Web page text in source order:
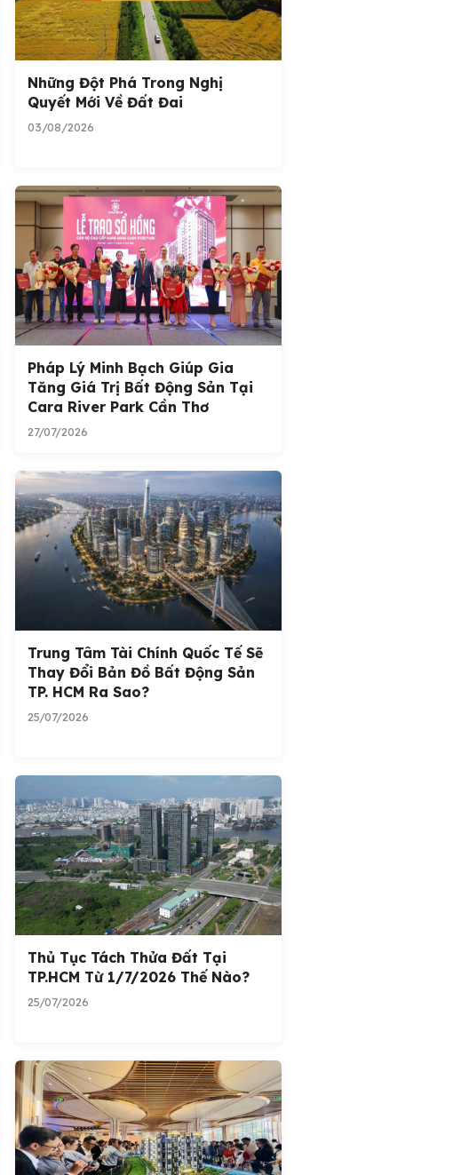
Những Đột Phá Trong Nghị
Quyết Mới Về Đất Đai
03/08/2026
Pháp Lý Minh Bạch Giúp Gia
Tăng Giá Trị Bất Động Sản Tại
Cara River Park Cần Thơ
27/07/2026
Trung Tâm Tài Chính Quốc Tế Sẽ
Thay Đổi Bản Đồ Bất Động Sản
TP. HCM Ra Sao?
25/07/2026
Thủ Tục Tách Thửa Đất Tại
TP.HCM Từ 1/7/2026 Thế Nào?
25/07/2026